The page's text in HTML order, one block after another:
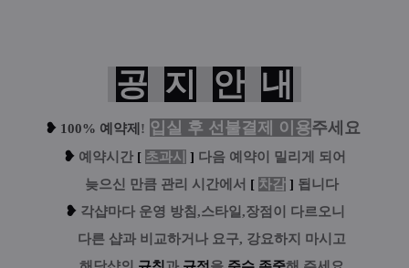
공 지 안 내
❥ 100% 예약제 ! 입실 후 선불결제 이용주세요
❥ 예 약시간 [ 초과시 ] 다음 예약이 밀리게 되어
늦으신 만큼 관리 시간에서 [ 차감 ] 됩니다
❥ 각샵마다 운영 방침,스타일,장점이 다르오니
다른 샵과 비교하거나 요구, 강요하지 마시고